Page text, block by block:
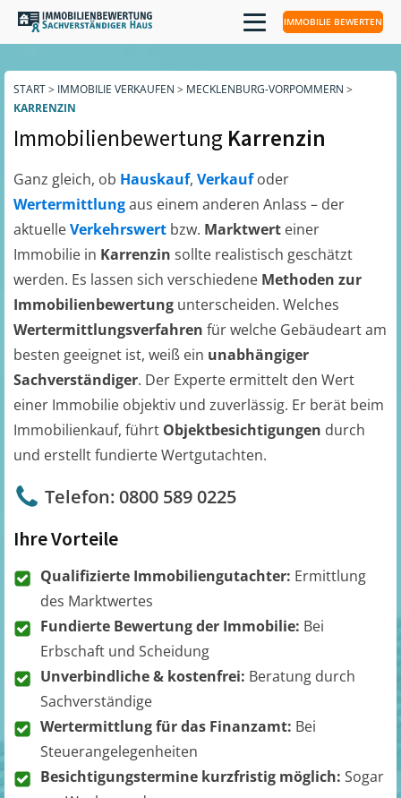
IMMOBILIE BEWERTEN
START> IMMOBILIE VERKAUFEN > MECKLENBURG-VORPOMMERN >
KARRENZIN
Immobilienbewertung Karrenzin
Ganz gleich, ob Hauskauf, Verkaufoder
Wertermittlungaus einem anderen Anlass – der
aktuelleVerkehrswert bzw. Marktwert einer
Immobilie in Karrenzin sollte realistisch geschätzt
werden. Es lassen sich verschiedene Methoden zur
Immobilienbewertung unterscheiden. Welches
Wertermittlungsverfahren für welche Gebäudeart am
besten geeignet ist, weiß ein unabhängiger
Sachverständiger. Der Experte ermittelt den Wert
einer Immobilie objektiv und zuverlässig. Er berät beim
Immobilienkauf, führt Objektbesichtigungen durch
und erstellt fundierte Wertgutachten.
Telefon: 0800 589 0225
Ihre Vorteile
Qualifizierte Immobiliengutachter: Ermittlung
des Marktwertes
Fundierte Bewertung der Immobilie: Bei
Erbschaft und Scheidung
Unverbindliche & kostenfrei: Beratung durch
Sachverständige
Wertermittlung für das Finanzamt: Bei
Steuerangelegenheiten
Besichtigungstermine kurzfristig möglich: Sogar